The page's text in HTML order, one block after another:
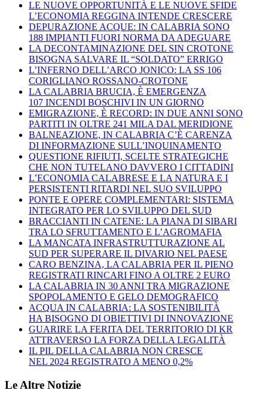
LE NUOVE OPPORTUNITÀ E LE NUOVE SFIDE
L’ECONOMIA REGGINA INTENDE CRESCERE
DEPURAZIONE ACQUE: IN CALABRIA SONO
188 IMPIANTI FUORI NORMA DA ADEGUARE
LA DECONTAMINAZIONE DEL SIN CROTONE
BISOGNA SALVARE IL “SOLDATO” ERRIGO
L’INFERNO DELL’ARCO JONICO: LA SS 106
CORIGLIANO ROSSANO-CROTONE
LA CALABRIA BRUCIA, È EMERGENZA
107 INCENDI BOSCHIVI IN UN GIORNO
EMIGRAZIONE, È RECORD: IN DUE ANNI SONO
PARTITI IN OLTRE 241 MILA DAL MERIDIONE
BALNEAZIONE, IN CALABRIA C’È CARENZA
DI INFORMAZIONE SULL’INQUINAMENTO
QUESTIONE RIFIUTI, SCELTE STRATEGICHE
CHE NON TUTELANO DAVVERO I CITTADINI
L’ECONOMIA CALABRESE E LA NATURA E I
PERSISTENTI RITARDI NEL SUO SVILUPPO
PONTE E OPERE COMPLEMENTARI: SISTEMA
INTEGRATO PER LO SVILUPPO DEL SUD
BRACCIANTI IN CATENE: LA PIANA DI SIBARI
TRA LO SFRUTTAMENTO E L’AGROMAFIA
LA MANCATA INFRASTRUTTURAZIONE AL
SUD PER SUPERARE IL DIVARIO NEL PAESE
CARO BENZINA, LA CALABRIA PER IL PIENO
REGISTRATI RINCARI FINO A OLTRE 2 EURO
LA CALABRIA IN 30 ANNI TRA MIGRAZIONE
SPOPOLAMENTO E GELO DEMOGRAFICO
ACQUA IN CALABRIA: LA SOSTENIBILITÀ
HA BISOGNO DI OBIETTIVI DI INNOVAZIONE
GUARIRE LA FERITA DEL TERRITORIO DI KR
ATTRAVERSO LA FORZA DELLA LEGALITÀ
IL PIL DELLA CALABRIA NON CRESCE
NEL 2024 REGISTRATO A MENO 0,2%
Le Altre Notizie